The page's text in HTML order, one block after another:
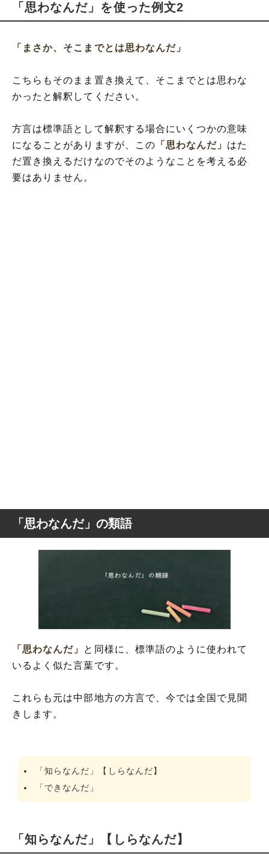
「思わなんだ」を使った例文2
「まさか、そこまでとは思わなんだ」
こちらもそのまま置き換えて、そこまでとは思わな
かったと解釈してください。
方言は標準語として解釈する場合にいくつかの意味
になることがありますが、この 「思わなんだ」 はた
だ置き換えるだけなのでそのようなことを考える必
要はありません。
「思わなんだ」の類語
「思わなんだ」 と同様に、標準語のように使われて
いるよく似た言葉です。
これらも元は中部地方の方言で、今では全国で見聞
きします。
「知らなんだ」【しらなんだ】
「できなんだ」
「知らなんだ」【しらなんだ】